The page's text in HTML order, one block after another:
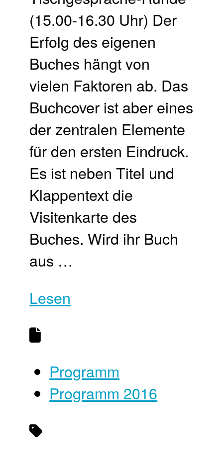
(15.00-16.30 Uhr) Der
Erfolg des eigenen
Buches hängt von
vielen Faktoren ab. Das
Buchcover ist aber eines
der zentralen Elemente
für den ersten Eindruck.
Es ist neben Titel und
Klappentext die
Visitenkarte des
Buches. Wird ihr Buch
aus …
Lesen
Programm
Programm 2016